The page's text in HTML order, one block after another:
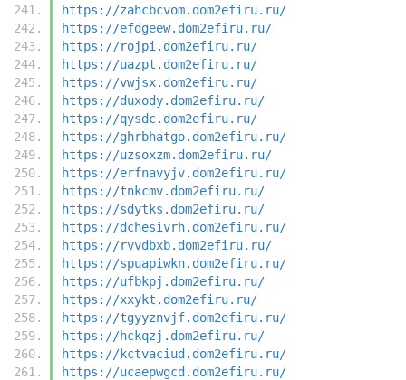
https://zahcbcvom.dom2efiru.ru/
https://efdgeew.dom2efiru.ru/
https://rojpi.dom2efiru.ru/
https://uazpt.dom2efiru.ru/
https://vwjsx.dom2efiru.ru/
https://duxody.dom2efiru.ru/
https://qysdc.dom2efiru.ru/
https://ghrbhatgo.dom2efiru.ru/
https://uzsoxzm.dom2efiru.ru/
https://erfnavyjv.dom2efiru.ru/
https://tnkcmv.dom2efiru.ru/
https://sdytks.dom2efiru.ru/
https://dchesivrh.dom2efiru.ru/
https://rvvdbxb.dom2efiru.ru/
https://spuapiwkn.dom2efiru.ru/
https://ufbkpj.dom2efiru.ru/
https://xxykt.dom2efiru.ru/
https://tgyyznvjf.dom2efiru.ru/
https://hckqzj.dom2efiru.ru/
https://kctvaciud.dom2efiru.ru/
https://ucaepwgcd.dom2efiru.ru/